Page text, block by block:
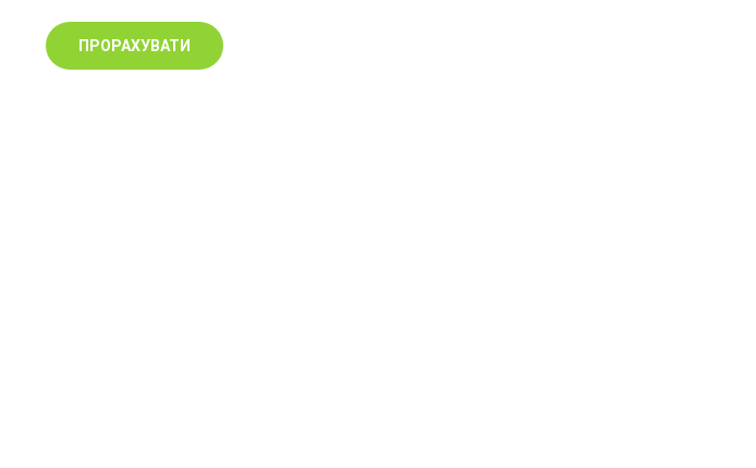
ПРОРАХУВАТИ